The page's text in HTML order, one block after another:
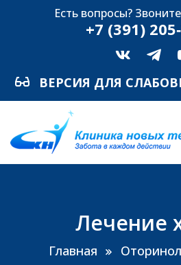
Есть вопросы?
+7 (391)
ВЕРСИЯ ДЛЯ
Лечение
Главная